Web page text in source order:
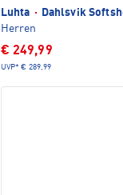
Luhta ·
Dahlsvik
Herren
€ 249,99
UVP* € 289,99